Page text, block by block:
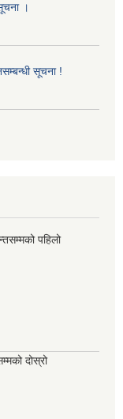
।
सूचना !
पहिलो
दोस्रो